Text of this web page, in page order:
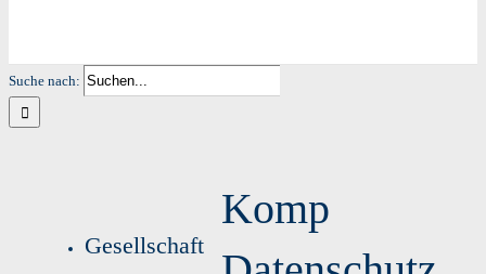
Suche nach:
Komp
Gesellschaft